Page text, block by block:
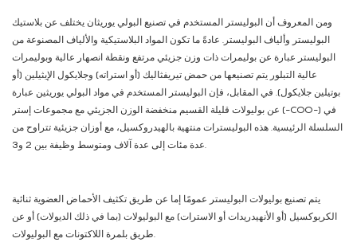
ومن المعروف أن البوليستر المستخدم في تصنيع البولي يوريثان يختلف عن بلاستيك
البوليستر وألياف البوليستر. عادةً ما تكون المواد البلاستيكية والألياف المصنوعة من
البوليستر عبارة عن بوليمرات ذات وزن جزيئي مرتفع ونقطة انصهار عالية وبوليمرات
عالية التبلور يتم تصنيعها من حمض تيريفثاليك (أو استراته) وجلايكول الإيثيلين (أو
بوتيلين جلايكول). في المقابل، فإن البوليستر المستخدم في مواد البولي يوريثين عبارة
عن بوليولات قليلة القسيم منخفضة الوزن الجزيئي مع مجموعات إستر (-COO-) في
السلسلة الرئيسية. هذه البوليسترات منتهية بالهيدروكسيل، مع أوزان جزيئية تتراوح من
عدة مئات إلى عدة آلاف ومتوسط ​​وظيفة بين 2 و3.
يتم تصنيع بوليولات البوليستر عمومًا إما عن طريق تكثيف الأحماض العضوية ثنائية
الكربوكسيل (أو الأنهيدريدات أو الاسترات) مع البوليولات (بما في ذلك الديولات) أو عن
طريق بلمرة اللاكتونات مع البوليولات.